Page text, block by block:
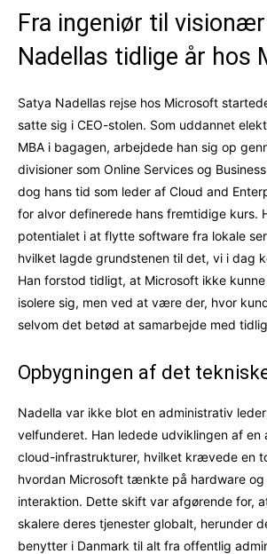
Fra ingeniør til
Nadellas tidlige år hos
Satya Nadellas rejse hos Microsoft
satte sig i CEO-stolen. Som uddannet
MBA i bagagen, arbejdede han sig op
divisioner som Online Services og
dog hans tid som leder af Cloud and
for alvor definerede hans fremtidige kurs.
potentialet i at flytte software fra lokale
hvilket lagde grundstenen til det, vi i dag
Han forstod tidligt, at Microsoft ikke
isolere sig, men ved at være der, hvor
selvom det betød at samarbejde med
Opbygningen af det
Nadella var ikke blot en administrativ
velfunderet. Han ledede udviklingen af en
cloud-infrastrukturer, hvilket krævede en
hvordan Microsoft tænkte på hardware
interaktion. Dette skift var afgørende for,
skalere deres tjenester globalt, herunder
benytter i Danmark til alt fra offentlig